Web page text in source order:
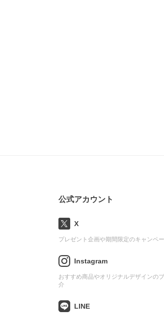
公式アカウント
X
プレゼント企画や期間限定のキャンペ
Instagram
おすすめ商品やオリジナルデザインの
介
LINE